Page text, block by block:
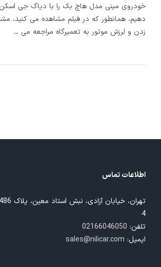
خودروی مینی مدل هاچ بک را با دیاگ جی
دهیم، همانطور که در فیلم مشاهده می کنید،
زدن و لرزش موتور به تعمیرگاه مراجعه می ...
اطلاعات تماس
4
تلفن: 02166046050
ایمیل: sales@nilicar.com